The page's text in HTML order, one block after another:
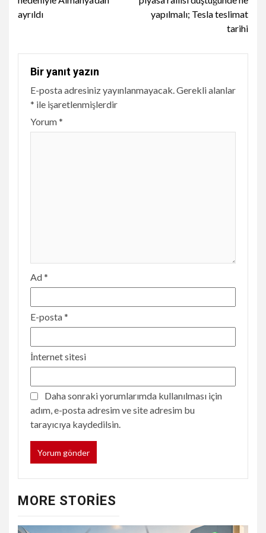
ayrıldı
yapılmalı; Tesla teslimat
tarihi
Bir yanıt yazın
E-posta adresiniz yayınlanmayacak.Gerekli alanlar
* ile işaretlenmişlerdir
Yorum*
Ad*
E-posta*
İnternet sitesi
Daha sonraki yorumlarımda kullanılması için
adım, e-posta adresim ve site adresim bu
tarayıcıya kaydedilsin.
MORE STORIES